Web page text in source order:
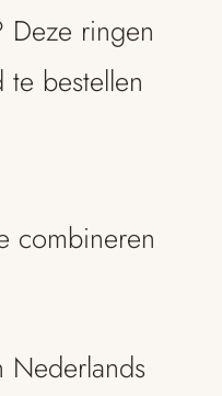
Deze ringen
bestellen
combineren